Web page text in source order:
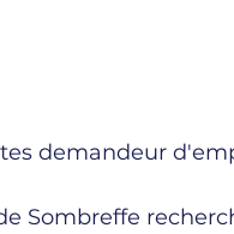
demandeur
Sombreffe